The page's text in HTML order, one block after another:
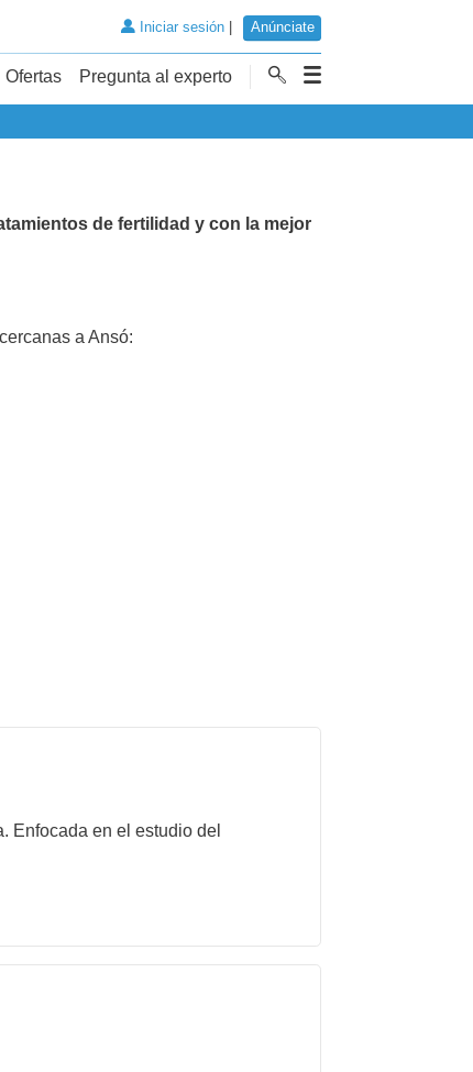
Iniciar sesión| Anúnciate
Ofertas Pregunta al experto
de fertilidad y con la mejor
a Ansó:
Enfocada en el estudio del